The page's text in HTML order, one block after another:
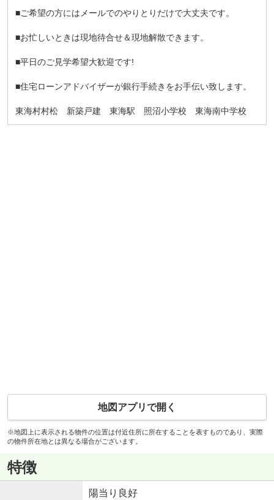
■ご希望の方にはメールでのやりとりだけで大丈夫です。
■お忙しいときは現地待合せ＆現地解散できます。
■平日のご見学希望大歓迎です!
■住宅ローンアドバイザーが銀行手続きをお手伝い致します。
東海村村松 新築戸建 東海駅 照沼小学校 東海南中学校
地図アプリで開く
※地図上に表示される物件の位置は付近住所に所在することを表すものであり、実際
の物件所在地とは異なる場合がございます。
特徴
陽当り良好